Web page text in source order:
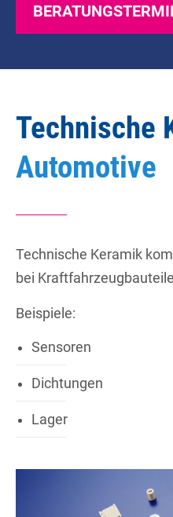
Technische
Automotive
Technische Keramik
bei
Beispiele:
Sensoren
Dichtungen
Lager